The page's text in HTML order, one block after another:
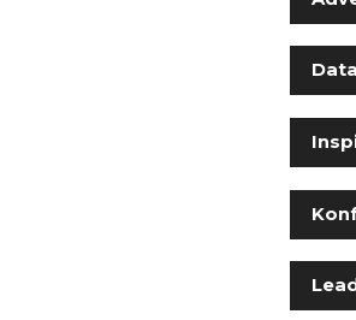
Data